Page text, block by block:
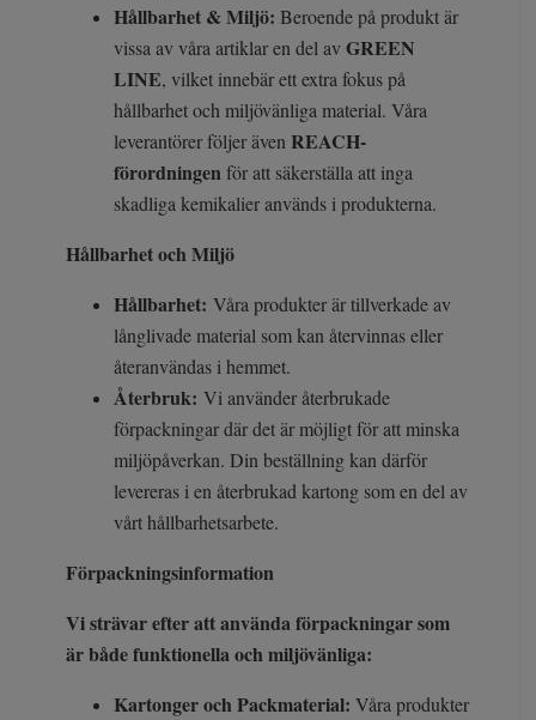
Hållbarhet & Miljö: Beroende på produkt är
vissa av våra artiklar en del avGREEN
LINE, vilket innebär ett extra fokus på
hållbarhet och miljövänliga material. Våra
leverantörer följer ävenREACH-
förordningenför att säkerställa att inga
skadliga kemikalier används i produkterna.
Hållbarhet och Miljö
Hållbarhet: Våra produkter är tillverkade av
långlivade material som kan återvinnas eller
återanvändas i hemmet.
Återbruk: Vi använder återbrukade
förpackningar där det är möjligt för att minska
miljöpåverkan. Din beställning kan därför
levereras i en återbrukad kartong som en del av
vårt hållbarhetsarbete.
Förpackningsinformation
Vi strävar efter att använda förpackningar som
är både funktionella och miljövänliga:
Kartonger och Packmaterial: Våra produkter